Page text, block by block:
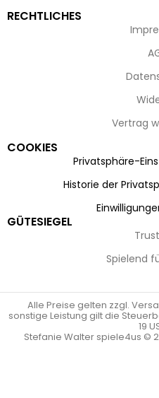
RECHTLICHES
Vertrag
COOKIES
Privatsphäre-
Historie der
GÜTESIEGEL
Spielend
Alle Preise gelten zzgl.
sonstige Leistung gilt die
19
Stefanie Walter spiele4us ©